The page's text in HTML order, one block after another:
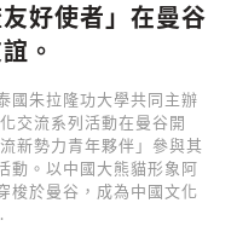
好使者」在曼谷
。
國朱拉隆功大學共同主辦
交流系列活動在曼谷開
新勢力青年夥伴」參與其
動。以中國大熊貓形象阿
梭於曼谷，成為中國文化